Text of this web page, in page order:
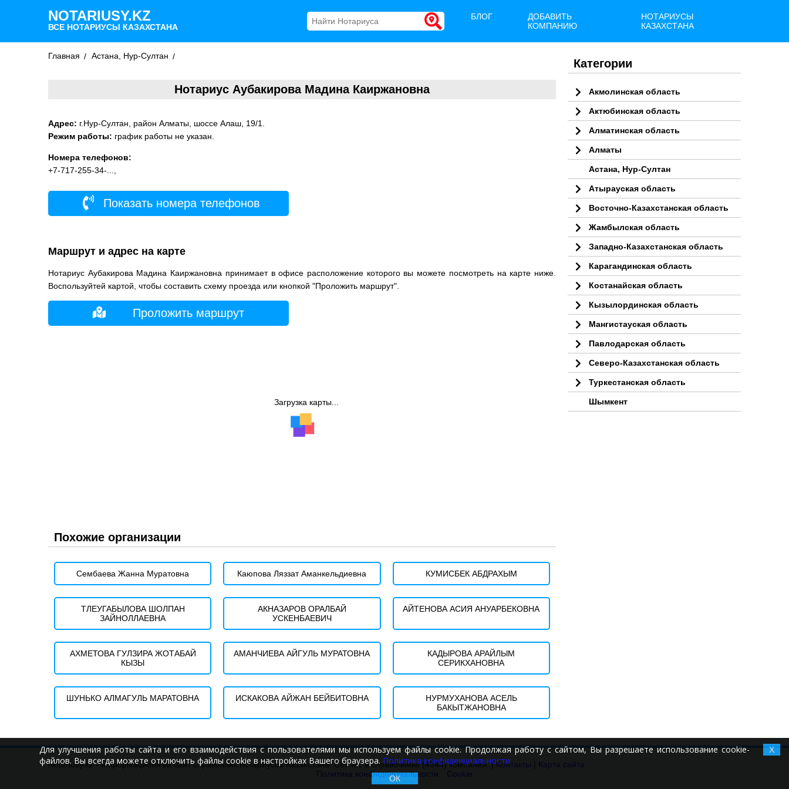
NOTARIUSY.KZ
ВСЕ НОТАРИУСЫ КАЗАХСТАНА
БЛОГ
ДОБАВИТЬ
КОМПАНИЮ
НОТАРИУСЫ
КАЗАХСТАНА
Главная Астана, Нур-Султан
Нотариус Аубакирова Мадина Каиржановна
Адрес: г.Нур-Султан, район Алматы, шоссе Алаш, 19/1.
Режим работы: график работы не указан.
Номера телефонов:
+7-717-255-34-...,
Показать номера телефонов
Маршрут и адрес на карте
Нотариус Аубакирова Мадина Каиржановна принимает в офисе расположение которого вы можете посмотреть на карте ниже.
Воспользуйтей картой, чтобы составить схему проезда или кнопкой "Проложить маршрут".
Проложить маршрут
Загрузка карты...
Похожие организации
Сембаева Жанна Муратовна Каюпова Ляззат Аманкельдиевна КУМИСБЕК АБДРАХЫМ
ТЛЕУГАБЫЛОВА ШОЛПАН
ЗАЙНОЛЛАЕВНА
АКНАЗАРОВ ОРАЛБАЙ
УСКЕНБАЕВИЧ
АЙТЕНОВА АСИЯ АНУАРБЕКОВНА
АХМЕТОВА ГУЛЗИРА ЖОТАБАЙ
КЫЗЫ
АМАНЧИЕВА АЙГУЛЬ МУРАТОВНА
КАДЫРОВА АРАЙЛЫМ
СЕРИКХАНОВНА
ШУНЬКО АЛМАГУЛЬ МАРАТОВНА ИСКАКОВА АЙЖАН БЕЙБИТОВНА
НУРМУХАНОВА АСЕЛЬ
БАКЫТЖАНОВНА
Категории
Акмолинская область
Актюбинская область
Алматинская область
Алматы
Астана, Нур-Султан
Атырауская область
Восточно-Казахстанская область
Жамбылская область
Западно-Казахстанская область
Карагандинская область
Костанайская область
Кызылординская область
Мангистауская область
Павлодарская область
Северо-Казахстанская область
Туркестанская область
Шымкент
Notariusy.kz - информационный сайт справочник нотариусов Казахстана. Сейчас в справочнике (4544) компаний. |Контакты
Карта сайта
Политика конфиденциальности
Cookie
Для улучшения работы сайта и его взаимодействия с пользователями мы используем файлы cookie. Продолжая работу с сайтом, Вы разрешаете использование cookie-
файлов. Вы всегда можете отключить файлы cookie в настройках Вашего браузера. Политика конфиденциальности
X
ОК